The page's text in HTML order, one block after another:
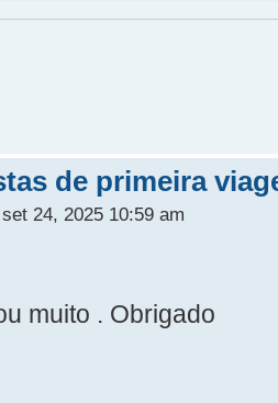
de primeira
24, 2025 10:59 am
muito . Obrigado